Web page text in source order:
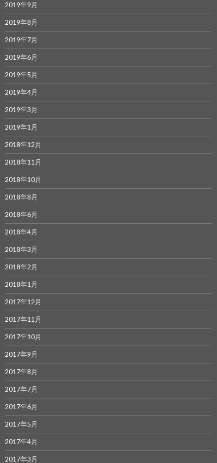
2019年9月
2019年8月
2019年7月
2019年6月
2019年5月
2019年4月
2019年3月
2019年1月
2018年12月
2018年11月
2018年10月
2018年8月
2018年6月
2018年4月
2018年3月
2018年2月
2018年1月
2017年12月
2017年11月
2017年10月
2017年9月
2017年8月
2017年7月
2017年6月
2017年5月
2017年4月
2017年3月